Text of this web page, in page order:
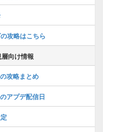
攻略はこちら
向け情報
攻略まとめ
アプデ配信日